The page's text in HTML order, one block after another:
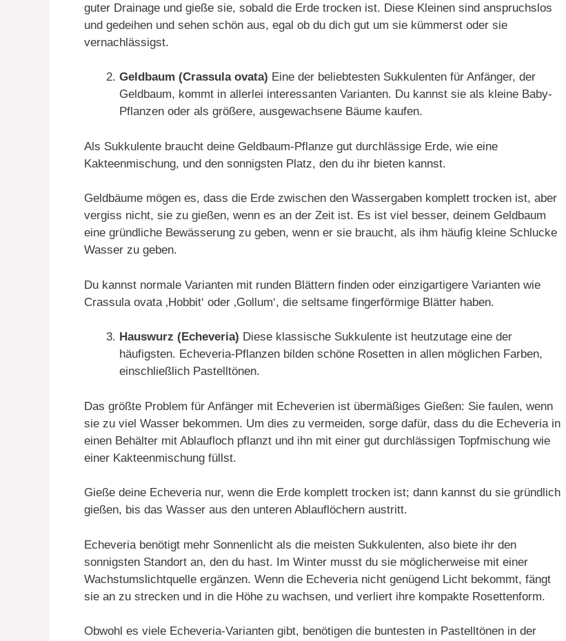
guter Drainage und gieße sie, sobald die Erde trocken ist. Diese Kleinen sind anspruchslos
und gedeihen und sehen schön aus, egal ob du dich gut um sie kümmerst oder sie
vernachlässigst.
Geldbaum (Crassula ovata) Eine der beliebtesten Sukkulenten für Anfänger, der
Geldbaum, kommt in allerlei interessanten Varianten. Du kannst sie als kleine Baby-
Pflanzen oder als größere, ausgewachsene Bäume kaufen.
Als Sukkulente braucht deine Geldbaum-Pflanze gut durchlässige Erde, wie eine
Kakteenmischung, und den sonnigsten Platz, den du ihr bieten kannst.
Geldbäume mögen es, dass die Erde zwischen den Wassergaben komplett trocken ist, aber
vergiss nicht, sie zu gießen, wenn es an der Zeit ist. Es ist viel besser, deinem Geldbaum
eine gründliche Bewässerung zu geben, wenn er sie braucht, als ihm häufig kleine Schlucke
Wasser zu geben.
Du kannst normale Varianten mit runden Blättern finden oder einzigartigere Varianten wie
Crassula ovata ‚Hobbit‘ oder ‚Gollum‘, die seltsame fingerförmige Blätter haben.
Hauswurz (Echeveria) Diese klassische Sukkulente ist heutzutage eine der
häufigsten. Echeveria-Pflanzen bilden schöne Rosetten in allen möglichen Farben,
einschließlich Pastelltönen.
Das größte Problem für Anfänger mit Echeverien ist übermäßiges Gießen: Sie faulen, wenn
sie zu viel Wasser bekommen. Um dies zu vermeiden, sorge dafür, dass du die Echeveria in
einen Behälter mit Ablaufloch pflanzt und ihn mit einer gut durchlässigen Topfmischung wie
einer Kakteenmischung füllst.
Gieße deine Echeveria nur, wenn die Erde komplett trocken ist; dann kannst du sie gründlich
gießen, bis das Wasser aus den unteren Ablauflöchern austritt.
Echeveria benötigt mehr Sonnenlicht als die meisten Sukkulenten, also biete ihr den
sonnigsten Standort an, den du hast. Im Winter musst du sie möglicherweise mit einer
Wachstumslichtquelle ergänzen. Wenn die Echeveria nicht genügend Licht bekommt, fängt
sie an zu strecken und in die Höhe zu wachsen, und verliert ihre kompakte Rosettenform.
Obwohl es viele Echeveria-Varianten gibt, benötigen die buntesten in Pastelltönen in der